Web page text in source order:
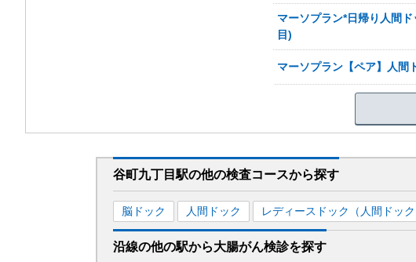
マーソプラン*日帰り人間
目)
マーソプラン【ペア】人間
谷町九丁目駅の他の検査コースから探す
脳ドック 人間ドック レディースドック（人間ドック
沿線の他の駅から大腸がん検診を探す